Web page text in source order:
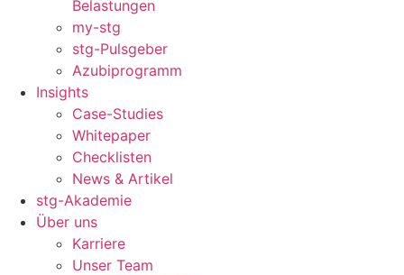
Belastungen
my-stg
stg-Pulsgeber
Azubiprogramm
Insights
Case-Studies
Whitepaper
Checklisten
News & Artikel
stg-Akademie
Über uns
Karriere
Unser Team